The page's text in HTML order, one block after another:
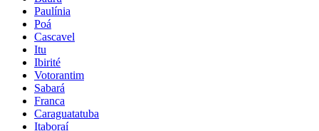
Paulínia
Poá
Cascavel
Itu
Ibirité
Votorantim
Sabará
Franca
Caraguatatuba
Itaboraí